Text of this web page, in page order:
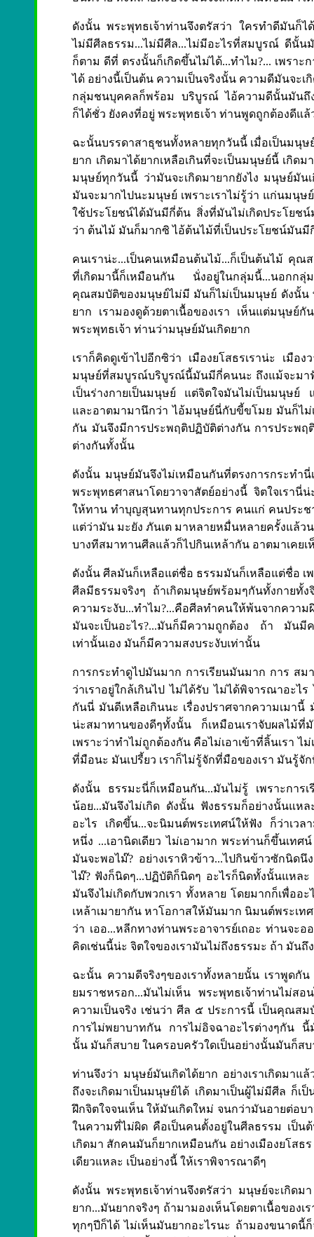
ดังนั้น พระพุทธเจ้าท่านจึงตรัสว่า ใครทำดีมันก็
ไม่มีศีลธรรม...ไม่มีศีล...ไม่มีอะไรที่สมบูรณ์ ดีนั้น
ก็ตาม ดีที่ ตรงนั้นก็เกิดขึ้นไม่ได้...ทำไม?... เพรา
ได้ อย่างนี้เป็นต้น ความเป็นจริงนั้น ความดีมันจะเ
กลุ่มชนบุคคลก็พร้อม บริบูรณ์ ไอ้ความดีนั้นมันถึ
ก็ได้ชั่ว ยังคงที่อยู่ พระพุทธเจ้า ท่านพูดถูกต้องดีแล้ว
ฉะนั้นบรรดาสาธุชนทั้งหลายทุกวันนี้ เมื่อเป็นมนุ
ยาก เกิดมาได้ยากเหลือเกินที่จะเป็นมนุษย์นี้ เกิด
มนุษย์ทุกวันนี้ ว่ามันจะเกิดมายากยังไง มนุษย์มัน
มันจะมากไปนะมนุษย์ เพราะเราไม่รู้ว่า แก่นมนุ
ใช้ประโยชน์ได้มันมีกี่ต้น สิ่งที่มันไม่เกิดประโยช
ว่า ต้นไม้ มันก็มากซิ ไอ้ต้นไม้ที่เป็นประโยชน์มันมี
คนเราน่ะ...เป็นคนเหมือนต้นไม้...ก็เป็นต้นไม้ คุ
ที่เกิดมานี้ก็เหมือนกัน นั่งอยู่ในกลุ่มนี้...นอกก
คุณสมบัติของมนุษย์ไม่มี มันก็ไม่เป็นมนุษย์ ดังนั้น
ยาก เรามองดูด้วยตาเนื้อของเรา เห็นแต่มนุษย์
พระพุทธเจ้า ท่านว่ามนุษย์มันเกิดยาก
เราก็คิดดูเข้าไปอีกซิว่า เมืองยโสธรเราน่ะ เ
มนุษย์ที่สมบูรณ์บริบูรณ์นี้มันมีกี่คนนะ ถึงแม้จะมาฟั
เป็นร่างกายเป็นมนุษย์ แต่จิตใจมันไม่เป็นมนุษย์
และอาตมามานึกว่า ไอ้มนุษย์นี่กับขี้ขโมย มันก็ไ
กัน มันจึงมีการประพฤติปฏิบัติต่างกัน การประพฤ
ต่างกันทั้งนั้น
ดังนั้น มนุษย์มันจึงไม่เหมือนกันที่ตรงการกระทำ
พระพุทธศาสนาโดยวาจาสัตย์อย่างนี้ จิตใจเรานี่
ให้ทาน ทำบุญสุนทานทุกประการ คนแก่ คนประช
แต่ว่ามัน มะยัง ภันเต มาหลายหมื่นหลายครั้งแล้วน
บางทีสมาทานศีลแล้วก็ไปกินเหล้ากัน อาตมาเคย
ดังนั้น ศีลมันก็เหลือแต่ชื่อ ธรรมมันก็เหลือแต่ชื่อ เ
ศีลมีธรรมจริงๆ ถ้าเกิดมนุษย์พร้อมๆกันทั้งกายทั้
ความระงับ...ทำไม?...คือศีลทำคนให้พ้นจากควา
มันจะเป็นอะไร?...มันก็มีความถูกต้อง ถ้า มันมี
เท่านั้นเอง มันก็มีความสงบระงับเท่านั้น
การกระทำดูไปมันมาก การเรียนมันมาก การ ส
ว่าเราอยู่ใกล้เกินไป ไม่ได้รับ ไม่ได้พิจารณาอะไ
กันนี่ มันดีเหลือเกินนะ เรื่องปราศจากความเมา
น่ะสมาทานของดีๆทั้งนั้น ก็เหมือนเราจับผลไม้
เพราะว่าทำไม่ถูกต้องกัน คือไม่เอาเข้าที่ลิ้นเรา ไ
ที่มือนะ มันเปรี้ยว เราก็ไม่รู้จักที่มือของเรา มันรู้จัก
ดังนั้น ธรรมะนี่ก็เหมือนกัน...มันไม่รู้ เพราะการ
น้อย...มันจึงไม่เกิด ดังนั้น ฟังธรรมก็อย่างนั้นแห
อะไร เกิดขึ้น...จะนิมนต์พระเทศน์ให้ฟัง ก็ว่าเ
หนึ่ง ...เอานิดเดียว ไม่เอามาก พระท่านก็ขึ้นเทศน์
มันจะพอไม๊? อย่างเราหิวข้าว...ไปกินข้าวซักนิด
ไม๊? ฟังก็นิดๆ...ปฏิบัติก็นิดๆ อะไรก็นิดทั้งนั้นแหล
มันจึงไม่เกิดกับพวกเรา ทั้งหลาย โดยมากก็เพื่ออ
เหล้าเมายากัน หาโอกาสให้มันมาก นิมนต์พระเ
ว่า เออ...หลีกทางท่านพระอาจารย์เถอะ ท่านจะ
คิดเช่นนี้น่ะ จิตใจของเรามันไม่ถึงธรรมะ ถ้า มัน
ฉะนั้น ความดีจริงๆของเราทั้งหลายนั้น เราพูด
ยมราชหรอก...มันไม่เห็น พระพุทธเจ้าท่านไม่
ความเป็นจริง เช่นว่า ศีล ๕ ประการนี้ เป็นคุณส
การไม่พยาบาทกัน การไม่อิจฉาอะไรต่างๆกัน
นั้น มันก็สบาย ในครอบครัวใดเป็นอย่างนั้นมันก็สบ
ท่านจึงว่า มนุษย์มันเกิดได้ยาก อย่างเราเกิดมา
ถึงจะเกิดมาเป็นมนุษย์ได้ เกิดมาเป็นผู้ไม่มีศีล ก็
ฝึกจิตใจจนเห็น ให้มันเกิดใหม่ จนกว่ามันอายต่อ
ในความที่ไม่ผิด คือเป็นคนตั้งอยู่ในศีลธรรม เป็
เกิดมา สักคนมันก็ยากเหมือนกัน อย่างเมืองยโส
เดียวแหละ เป็นอย่างนี้ ให้เราพิจารณาดีๆ
ดังนั้น พระพุทธเจ้าท่านจึงตรัสว่า มนุษย์จะเกิด
ยาก...มันยากจริงๆ ถ้ามามองเห็นโดยตาเนื้อของ
ทุกๆปีก็ได้ ไม่เห็นมันยากอะไรนะ ถ้ามองขนาดนี้